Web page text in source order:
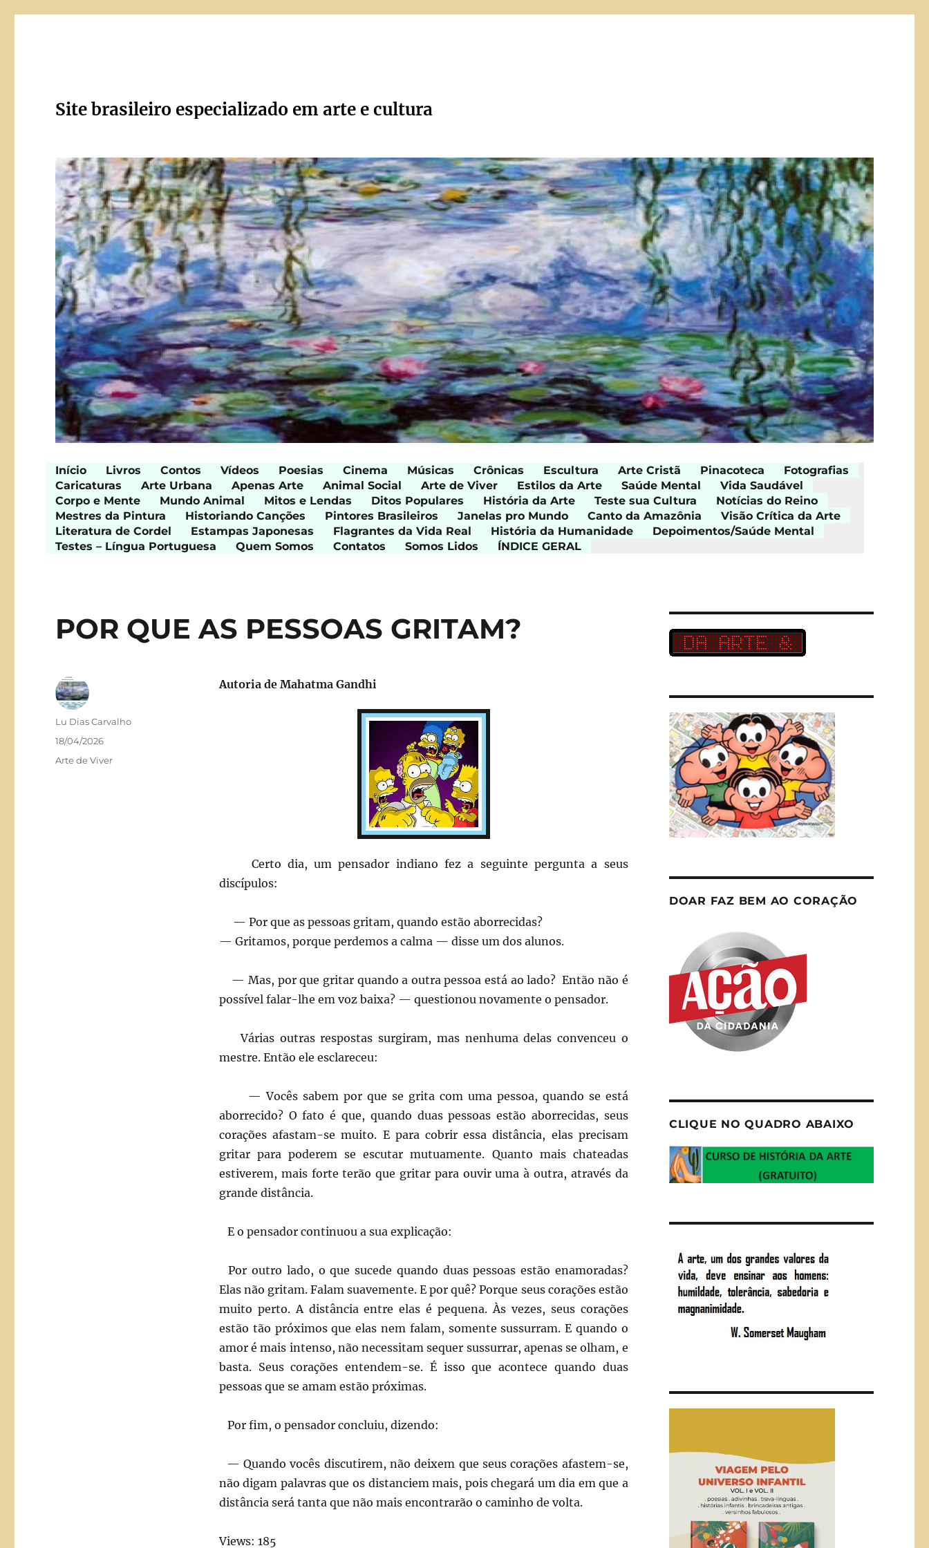
Site brasileiro especializado em arte e cultura
Início Livros Contos Vídeos Poesias Cinema Músicas Crônicas Escultura Arte Cristã Pinacoteca
Fotografias
Caricaturas
Arte Urbana Apenas Arte Animal Social Arte de Viver Estilos da Arte Saúde Mental
Vida Saudável
Corpo e Mente
Mundo Animal Mitos e Lendas Ditos Populares História da Arte Teste sua Cultura
Notícias do Reino
Mestres da Pintura
Historiando Canções Pintores Brasileiros Janelas pro Mundo Canto da Amazônia
Visão Crítica da Arte
Literatura de Cordel
Estampas Japonesas Flagrantes da Vida Real História da Humanidade
Depoimentos/Saúde Mental
Testes – Língua Portuguesa
Quem Somos Contatos Somos Lidos ÍNDICE GERAL
POR QUE AS PESSOAS GRITAM?
Autoria de Mahatma Gandhi
Certo dia, um pensador indiano fez a seguinte pergunta a seus
discípulos:
— Por que as pessoas gritam, quando estão aborrecidas?
— Gritamos, porque perdemos a calma — disse um dos alunos.
— Mas, por que gritar quando a outra pessoa está ao lado? Então não é
possível falar-lhe em voz baixa? — questionou novamente o pensador.
Várias outras respostas surgiram, mas nenhuma delas convenceu o
mestre. Então ele esclareceu:
— Vocês sabem por que se grita com uma pessoa, quando se está
aborrecido? O fato é que, quando duas pessoas estão aborrecidas, seus
corações afastam-se muito. E para cobrir essa distância, elas precisam
gritar para poderem se escutar mutuamente. Quanto mais chateadas
estiverem, mais forte terão que gritar para ouvir uma à outra, através da
grande distância.
E o pensador continuou a sua explicação:
Por outro lado, o que sucede quando duas pessoas estão enamoradas?
Elas não gritam. Falam suavemente. E por quê? Porque seus corações estão
muito perto. A distância entre elas é pequena. Às vezes, seus corações
estão tão próximos que elas nem falam, somente sussurram. E quando o
amor é mais intenso, não necessitam sequer sussurrar, apenas se olham, e
basta. Seus corações entendem-se. É isso que acontece quando duas
pessoas que se amam estão próximas.
Por fim, o pensador concluiu, dizendo:
— Quando vocês discutirem, não deixem que seus corações afastem-se,
não digam palavras que os distanciem mais, pois chegará um dia em que a
distância será tanta que não mais encontrarão o caminho de volta.
Views: 185
Autor
Lu Dias Carvalho
Publicado
em
18/04/2026
Categorias
Arte de Viver
DOAR FAZ BEM AO CORAÇÃO
CLIQUE NO QUADRO ABAIXO